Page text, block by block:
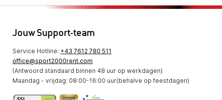
Jouw Support-team
Service Hotline: +43 7612 780 511
office@sport2000rent.com
(Antwoord standaard binnen 48 uur op werkdagen)
Maandag - vrijdag: 08:00-16:00 uur(behalve op feestdagen)